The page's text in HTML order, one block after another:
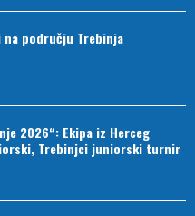
na području Trebinja
2026“: Ekipa iz Herceg
Trebinjci juniorski turnir